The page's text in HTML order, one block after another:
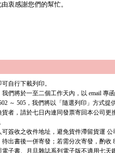
衷感謝您們的幫忙。
自行下載列印。
們將於一至二個工作天內，以 email 專函
～ 505，我們將以「隨選列印」方式提供
者，請於七日內連同發票寄回本公司更
簽收之收件地址，避免貨件滯留貨運 公
出書後一併寄發；若需分次寄發，酌收
子書、月旦雜誌系列電子版不適用七天